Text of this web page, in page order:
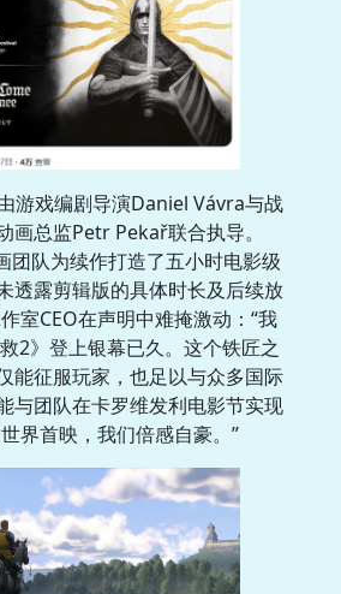
游戏编剧导演Daniel Vávra与战
画总监Petr Pekař联合执导。
团队为续作打造了五小时电影级
透露剪辑版的具体时长及后续放
室CEO在声明中难掩激动：“我
2》登上银幕已久。这个铁匠之
能征服玩家，也足以与众多国际
与团队在卡罗维发利电影节实现
界首映，我们倍感自豪。”